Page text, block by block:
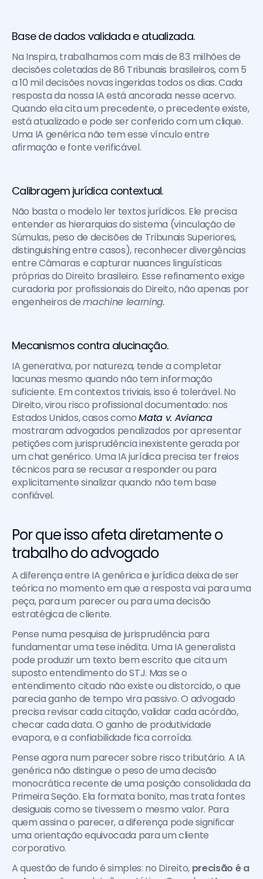
Base de dados validada e atualizada.
Na Inspira, trabalhamos com mais de 83 milhões de
decisões coletadas de 86 Tribunais brasileiros, com 5
a 10 mil decisões novas ingeridas todos os dias. Cada
resposta da nossa IA está ancorada nesse acervo.
Quando ela cita um precedente, o precedente existe,
está atualizado e pode ser conferido com um clique.
Uma IA genérica não tem esse vínculo entre
afirmação e fonte verificável.
Calibragem jurídica contextual.
Não basta o modelo ler textos jurídicos. Ele precisa
entender as hierarquias do sistema (vinculação de
Súmulas, peso de decisões de Tribunais Superiores,
distinguishing entre casos), reconhecer divergências
entre Câmaras e capturar nuances linguísticas
próprias do Direito brasileiro. Esse refinamento exige
curadoria por profissionais do Direito, não apenas por
engenheiros de machine learning.
Mecanismos contra alucinação.
IA generativa, por natureza, tende a completar
lacunas mesmo quando não tem informação
suficiente. Em contextos triviais, isso é tolerável. No
Direito, virou risco profissional documentado: nos
Estados Unidos, casos como Mata v. Avianca
mostraram advogados penalizados por apresentar
petições com jurisprudência inexistente gerada por
um chat genérico. Uma IA jurídica precisa ter freios
técnicos para se recusar a responder ou para
explicitamente sinalizar quando não tem base
confiável.
Por que isso afeta diretamente o
trabalho do advogado
A diferença entre IA genérica e jurídica deixa de ser
teórica no momento em que a resposta vai para uma
peça, para um parecer ou para uma decisão
estratégica de cliente.
Pense numa pesquisa de jurisprudência para
fundamentar uma tese inédita. Uma IA generalista
pode produzir um texto bem escrito que cita um
suposto entendimento do STJ. Mas se o
entendimento citado não existe ou distorcido, o que
parecia ganho de tempo vira passivo. O advogado
precisa revisar cada citação, validar cada acórdão,
checar cada data. O ganho de produtividade
evapora, e a confiabilidade fica corroída.
Pense agora num parecer sobre risco tributário. A IA
genérica não distingue o peso de uma decisão
monocrática recente de uma posição consolidada da
Primeira Seção. Ela formata bonito, mas trata fontes
desiguais como se tivessem o mesmo valor. Para
quem assina o parecer, a diferença pode significar
uma orientação equivocada para um cliente
corporativo.
A questão de fundo é simples: no Direito, precisão é a